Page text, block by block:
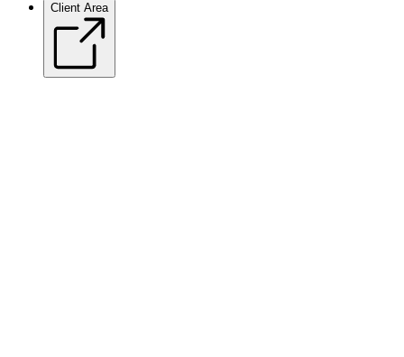
Client Area